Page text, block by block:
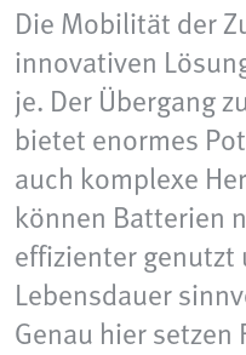
Die Mobilität der
innovativen
je. Der Übergang
bietet enormes
auch komplexe
können Batterien
effizienter genutzt
Lebensdauer
Genau hier setzen